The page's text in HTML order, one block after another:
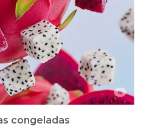
congeladas